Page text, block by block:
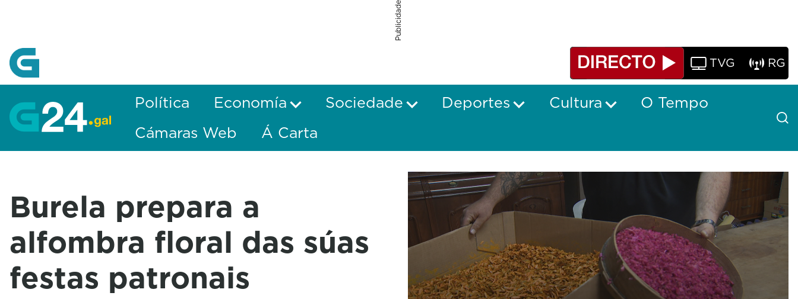
Publicidade
TVG RG
Política Economía Sociedade Deportes Cultura
O Tempo
Cámaras Web
Á Carta
Burela prepara a
alfombra floral das súas
festas patronais